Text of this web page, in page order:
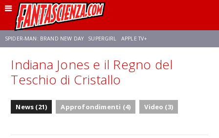
SPIDER-MAN: BRAND NEW DAY SUPERGIRL APPLE TV+
FRANCO RICCIARDIELLO ZENDAYA AVENGERS: DOOMSDAY STAR TREK
NETFLIX SADIE SINK STAR TREK: STRANGE NEW WORLDS
Indiana Jones e il Regno del
Teschio di Cristallo
News (21) Approfondimenti (4) Video (3)